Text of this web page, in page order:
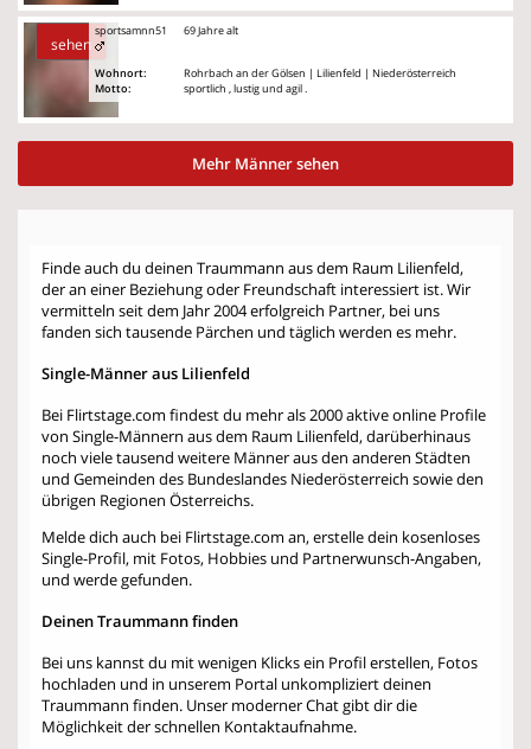
sehen
sportsamnn51
Wohnort:
Motto:
69 Jahre alt
Rohrbach an der Gölsen | Lilienfeld | Niederösterreich
sportlich , lustig und agil .
Mehr Männer sehen
Finde auch du deinen Traummann aus dem Raum Lilienfeld,
der an einer Beziehung oder Freundschaft interessiert ist. Wir
vermitteln seit dem Jahr 2004 erfolgreich Partner, bei uns
fanden sich tausende Pärchen und täglich werden es mehr.
Single-Männer aus Lilienfeld
Bei Flirtstage.com findest du mehr als 2000 aktive online Profile
von Single-Männern aus dem Raum Lilienfeld, darüberhinaus
noch viele tausend weitere Männer aus den anderen Städten
und Gemeinden des Bundeslandes Niederösterreich sowie den
übrigen Regionen Österreichs.
Melde dich auch bei Flirtstage.com an, erstelle dein kosenloses
Single-Profil, mit Fotos, Hobbies und Partnerwunsch-Angaben,
und werde gefunden.
Deinen Traummann finden
Bei uns kannst du mit wenigen Klicks ein Profil erstellen, Fotos
hochladen und in unserem Portal unkompliziert deinen
Traummann finden. Unser moderner Chat gibt dir die
Möglichkeit der schnellen Kontaktaufnahme.